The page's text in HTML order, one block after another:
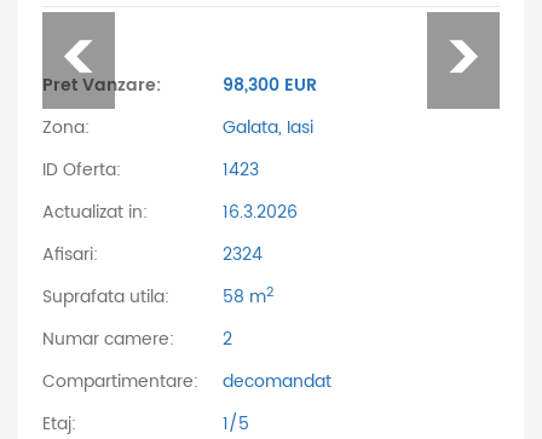
Pret Vanzare:
98,300 EUR
Zona:
Galata, Iasi
ID Oferta:
1423
Actualizat in:
16.3.2026
Afisari:
2324
Suprafata utila:
58 m2
Numar camere:
2
Compartimentare:
decomandat
Etaj:
1/5